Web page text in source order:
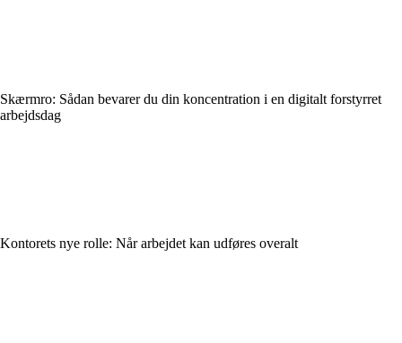
Skærmro: Sådan bevarer du din koncentration i en digitalt forstyrret
arbejdsdag
Kontorets nye rolle: Når arbejdet kan udføres overalt